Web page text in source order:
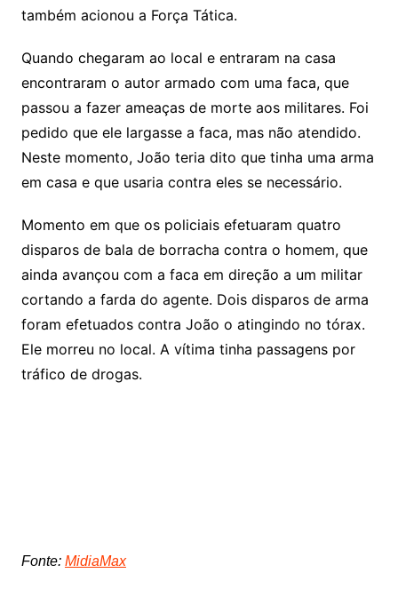
também acionou a Força Tática.
Quando chegaram ao local e entraram na casa
encontraram o autor armado com uma faca, que
passou a fazer ameaças de morte aos militares. Foi
pedido que ele largasse a faca, mas não atendido.
Neste momento, João teria dito que tinha uma arma
em casa e que usaria contra eles se necessário.
Momento em que os policiais efetuaram quatro
disparos de bala de borracha contra o homem, que
ainda avançou com a faca em direção a um militar
cortando a farda do agente. Dois disparos de arma
foram efetuados contra João o atingindo no tórax.
Ele morreu no local. A vítima tinha passagens por
tráfico de drogas.
Fonte: MidiaMax